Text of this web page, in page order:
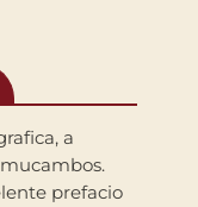
a
prefacio